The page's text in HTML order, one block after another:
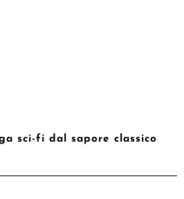
sci-fi dal sapore classico